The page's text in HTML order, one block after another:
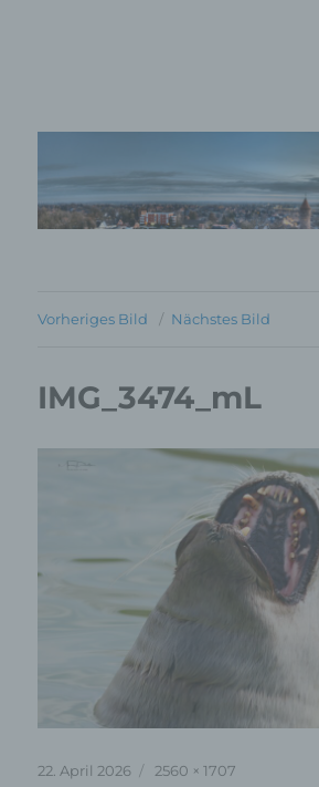
MP Mario Porten
Training Coaching
Vorheriges Bild Nächstes Bild
IMG_3474_mL
Veröffentlicht
22. April 2026 Originalgröße
2560 × 1707